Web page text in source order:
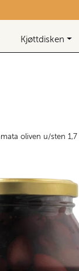
Kjøttdisken
oliven u/sten 1,7